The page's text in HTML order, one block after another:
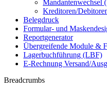
Mandantenwechsel
Kreditoren/
Belegdruck
Formular- und
Reportgenerator
Übergreifende Module &
Lagerbuchführung (LBF)
E-Rechnung Versand/
Breadcrumbs